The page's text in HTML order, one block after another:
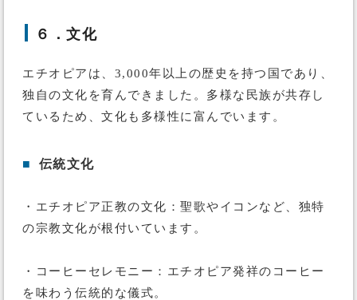
６．文化
エチオピアは、3,000年以上の歴史を持つ国であり、
独自の文化を育んできました。多様な民族が共存し
ているため、文化も多様性に富んでいます。
■ 伝統文化
・エチオピア正教の文化：聖歌やイコンなど、独特
の宗教文化が根付いています。
・コーヒーセレモニー：エチオピア発祥のコーヒー
を味わう伝統的な儀式。